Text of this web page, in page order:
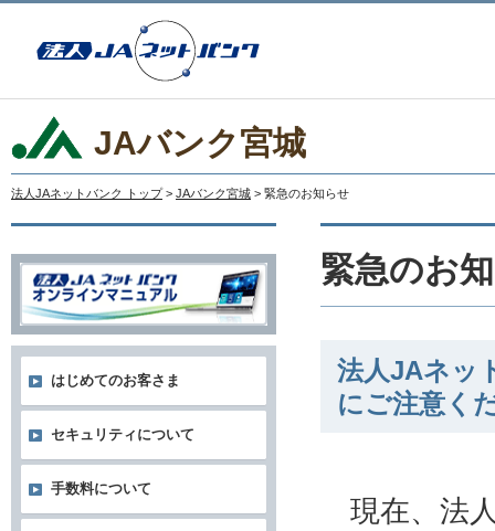
JAバンク宮城
法人JAネットバンク トップ > JAバンク宮城 > 緊急のお知らせ
緊急のお
法人JAネッ
にご注意く
現在、法
はじめてのお客さま
セキュリティについて
手数料について